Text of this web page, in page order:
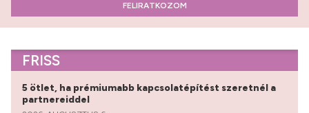
FELIRATKOZOM
FRISS
5 ötlet, ha prémiumabb kapcsolatépítést szeretnél a
partnereiddel